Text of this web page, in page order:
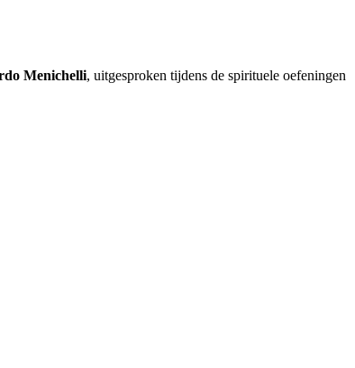
Menichelli, uitgesproken tijdens de spirituele oefeningen